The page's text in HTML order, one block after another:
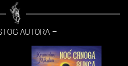
AUTORA –